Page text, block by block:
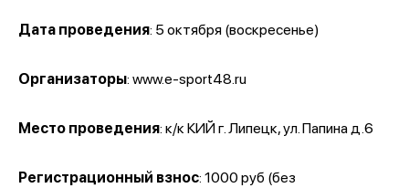
Дата проведения: 5 октября (воскресенье)
Организаторы: www.e-sport48.ru
Место проведения: к/к КИЙ г. Липецк, ул. Папина д.6
Регистрационный взнос: 1000 руб (без